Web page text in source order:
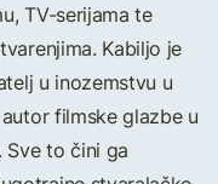
TV-serijama te
Kabiljo je
u inozemstvu u
filmske glazbe u
Sve to čini ga